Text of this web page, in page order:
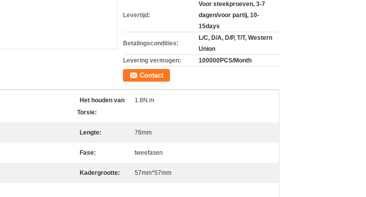
Levertijd:
Voor steekproeven, 3-7
dagen/voor partij, 10-
15days
Betalingscondities:
L/C, D/A, D/P, T/T, Western
Union
Levering vermogen:
100000PCS/Month
Contact
Het houden van
Torsie:
1.8N.m
Lengte: 76mm
Fase: tweefasen
Kadergrootte: 57mm*57mm